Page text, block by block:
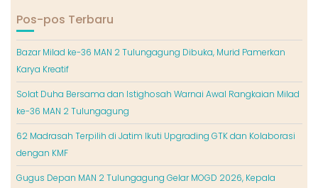
Pos-pos Terbaru
Bazar Milad ke-36 MAN 2 Tulungagung Dibuka, Murid Pamerkan
Karya Kreatif
Solat Duha Bersama dan Istighosah Warnai Awal Rangkaian Milad
ke-36 MAN 2 Tulungagung
62 Madrasah Terpilih di Jatim Ikuti Upgrading GTK dan Kolaborasi
dengan KMF
Gugus Depan MAN 2 Tulungagung Gelar MOGD 2026, Kepala